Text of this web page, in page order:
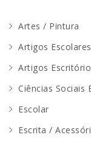
Artes / Pintura
Artigos Escolares
Artigos Escritório
Ciências Sociais
Escolar
Escrita /